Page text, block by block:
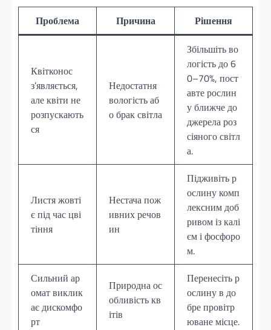
Проблема Причина Рішення
Квітконос
з’являється,
але квіти не
розпускають
ся
Недостатня
вологість аб
о брак світла
Збільшіть во
логість до 6
0–70%, пост
авте рослин
у ближче до
джерела роз
сіяного світл
а.
Листя жовті
є під час цві
тіння
Нестача пож
ивних речов
ин
Підживіть р
ослину комп
лексним доб
ривом із калі
єм і фосфоро
м.
Сильний ар
омат виклик
ає дискомфо
рт
Природна ос
обливість кв
ітів
Перенесіть р
ослину в до
бре провітр
юване місце.